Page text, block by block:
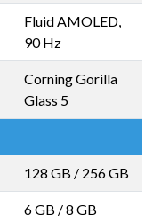
Fluid AMOLED,
90 Hz
Corning Gorilla
Glass 5
128 GB / 256 GB
6 GB /8 GB